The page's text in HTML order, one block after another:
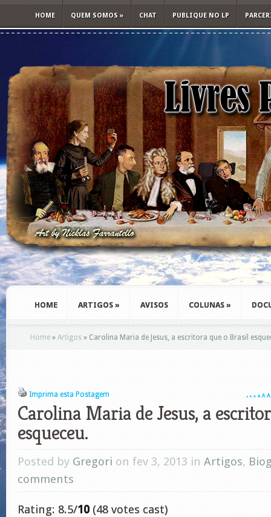
HOME QUEM SOMOS » CHAT PUBLIQUE NO LP
HOME ARTIGOS » AVISOS COLUNAS »
Home » Artigos » Carolina Maria de Jesus, a escritora que o Brasil
Imprima esta Postagem A A A A A A A
Carolina Maria de Jesus, a
esqueceu.
Posted by Gregori on fev 3, 2013 in Artigos,
comments
Rating: 8.5/10 (48 votes cast)